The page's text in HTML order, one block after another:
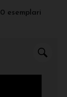
esemplari